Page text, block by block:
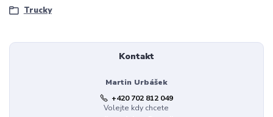
Trucky
Kontakt
Martin Urbášek
+420 702 812 049
Volejte kdy chcete